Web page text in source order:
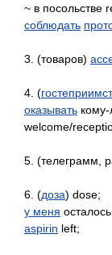
~ в посольстве
соблюдать
3. (товаров)
4. (
оказывать кому-
welcome/
5. (телеграмм,
6. (доза) dose;
у меня
aspirin left;